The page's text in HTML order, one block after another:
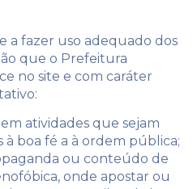
a fazer uso adequado dos
que o Prefeitura
no site e com caráter
atividades que sejam
à boa fé a à ordem pública;
ou conteúdo de
onde apostar ou